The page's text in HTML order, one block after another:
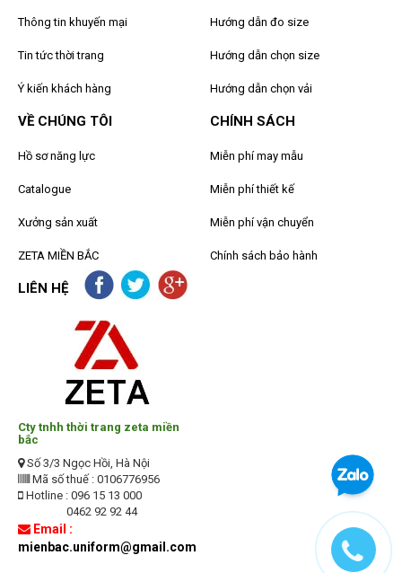
Thông tin khuyến mại
Tin tức thời trang
Ý kiến khách hàng
Hướng dẫn đo size
Hướng dẫn chọn size
Hướng dẫn chọn vải
VỀ CHÚNG TÔI
Hồ sơ năng lực
Catalogue
Xưởng sản xuất
ZETA MIỀN BẮC
CHÍNH SÁCH
Miễn phí may mẫu
Miễn phí thiết kế
Miễn phí vận chuyển
Chính sách bảo hành
LIÊN HỆ
Cty tnhh thời trang zeta miền
bắc
Số 3/3 Ngọc Hồi, Hà Nội
Mã số thuế : 0106776956
Hotline : 096 15 13 000
0462 92 92 44
Email :
mienbac.uniform@gmail.com